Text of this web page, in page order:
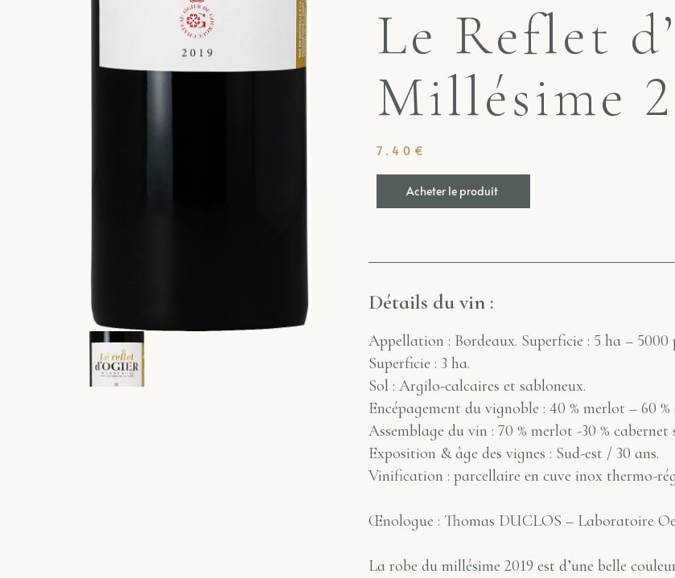
Le Reflet
Millésime
7.40 €
Acheter le produit
Détails du vin :
Appellation : Bordeaux. Superficie : 5 ha – 5000
Superficie : 3 ha.
Sol : Argilo-calcaires et sabloneux.
Encépagement du vignoble : 40 % merlot – 60
Assemblage du vin : 70 % merlot -30 % cabernet
Exposition & âge des vignes : Sud-est / 30 ans.
Vinification : parcellaire en cuve inox thermo-
Œnologue : Thomas DUCLOS – Laboratoire
La robe du millésime 2019 est d’une belle